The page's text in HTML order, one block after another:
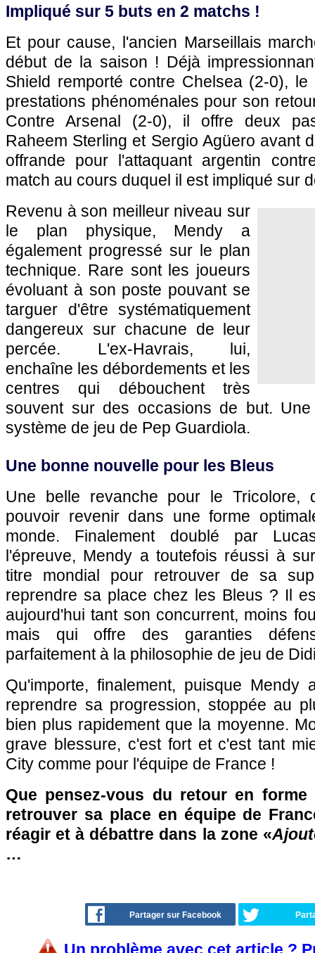
Impliqué sur 5 buts en 2 matchs !
Et pour cause, l'ancien Marseillais
début de la saison ! Déjà
Shield remporté contre Chelsea (2-0),
prestations phénoménales pour son
Contre Arsenal (2-0), il offre deux
Raheem Sterling et Sergio Agüero avant
offrande pour l'attaquant argentin
match au cours duquel il est impliqué sur
Revenu à son meilleur niveau sur
le plan physique, Mendy a
également progressé sur le plan
technique. Rare sont les joueurs
évoluant à son poste pouvant se
targuer d'être systématiquement
dangereux sur chacune de leur
percée. L'ex-Havrais, lui,
enchaîne les débordements et les
centres qui débouchent très
souvent sur des occasions de but.
système de jeu de Pep Guardiola.
Une bonne nouvelle pour les Bleus
Une belle revanche pour le Tricolore,
pouvoir revenir dans une forme
monde. Finalement doublé par
l'épreuve, Mendy a toutefois réussi à
titre mondial pour retrouver de sa
reprendre sa place chez les Bleus ? Il
aujourd'hui tant son concurrent, moins
mais qui offre des garanties
parfaitement à la philosophie de jeu de
Qu'importe, finalement, puisque
reprendre sa progression, stoppée au
bien plus rapidement que la moyenne.
grave blessure, c'est fort et c'est tant
City comme pour l'équipe de France !
Que pensez-vous du retour en
retrouver sa place en équipe de
réagir et à débattre dans la zone «
…
Partager sur Facebook